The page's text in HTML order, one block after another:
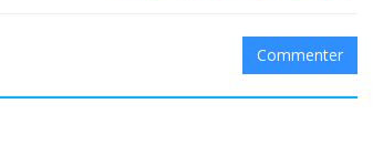
Commenter